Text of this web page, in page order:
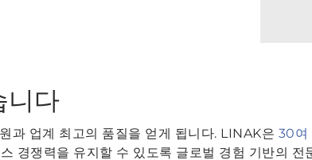
니다
과 업계 최고의 품질을 얻게 됩니다. LINAK은 30여
경쟁력을 유지할 수 있도록 글로벌 경험 기반의 전